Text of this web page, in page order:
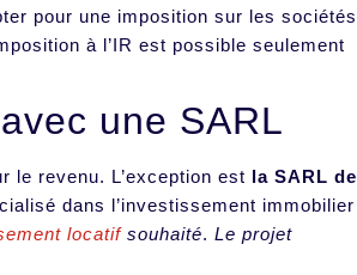
pour une imposition sur les sociétés
à l’IR est possible seulement
une SARL
le revenu. L’exception est la SARL de
dans l’investissement immobilier
locatifsouhaité. Le projet